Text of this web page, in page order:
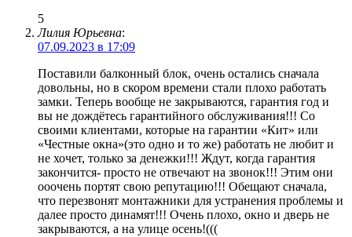
5
Лилия Юрьевна:
07.09.2023 в 17:09
Поставили балконный блок, очень остались сначала
довольны, но в скором времени стали плохо работать
замки. Теперь вообще не закрываются, гарантия год и
вы не дождётесь гарантийного обслуживания!!! Со
своими клиентами, которые на гарантии «Кит» или
«Честные окна»(это одно и то же) работать не любит и
не хочет, только за денежки!!! Ждут, когда гарантия
закончится- просто не отвечают на звонок!!! Этим они
ооочень портят свою репутацию!!! Обещают сначала,
что перезвонят монтажники для устранения проблемы и
далее просто динамят!!! Очень плохо, окно и дверь не
закрываются, а на улице осень!(((